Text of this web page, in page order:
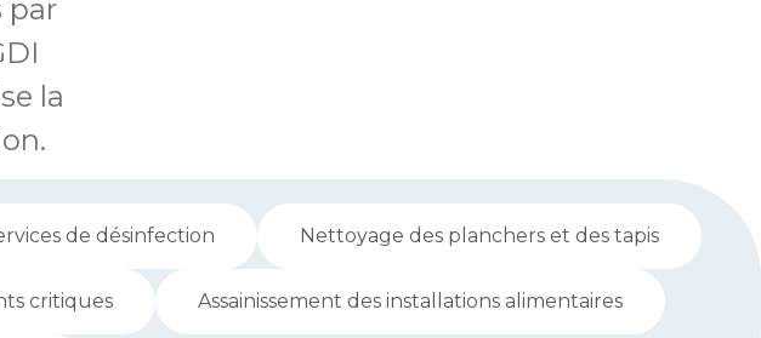
par
la
de désinfection Nettoyage des planchers et des tapis
critiques Assainissement des installations alimentaires